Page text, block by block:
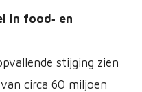
in food‑ en
stijging zien
circa 60 miljoen